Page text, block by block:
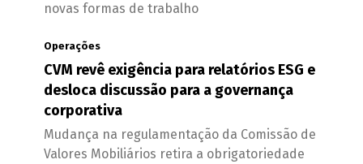
novas formas de trabalho
Operações
CVM revê exigência para relatórios ESG e
desloca discussão para a governança
corporativa
Mudança na regulamentação da Comissão de
Valores Mobiliários retira a obrigatoriedade